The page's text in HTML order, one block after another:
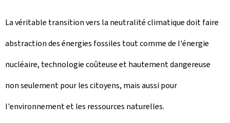
La véritable transition vers la neutralité climatique doit faire
abstraction des énergies fossiles tout comme de l'énergie
nucléaire, technologie coûteuse et hautement dangereuse
non seulement pour les citoyens, mais aussi pour
l'environnement et les ressources naturelles.